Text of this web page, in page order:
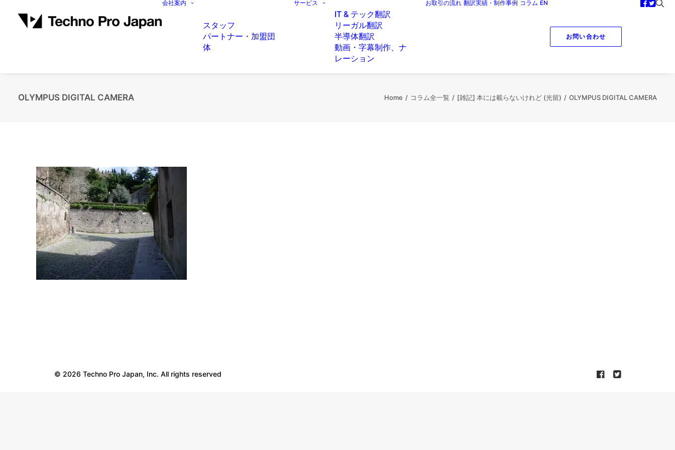
会社案内
スタッフ
パートナー・加盟団
体
サービス
IT & テック翻訳
リーガル翻訳
半導体翻訳
動画・字幕制作、ナ
レーション
お取引の流れ 翻訳実績・制作事例 コラム EN
お問い合わせ
OLYMPUS DIGITAL CAMERA Home コラム全一覧 [雑記] 本には載らないけれど (光留) OLYMPUS DIGITAL CAMERA
© 2026 Techno Pro Japan, Inc. All rights reserved